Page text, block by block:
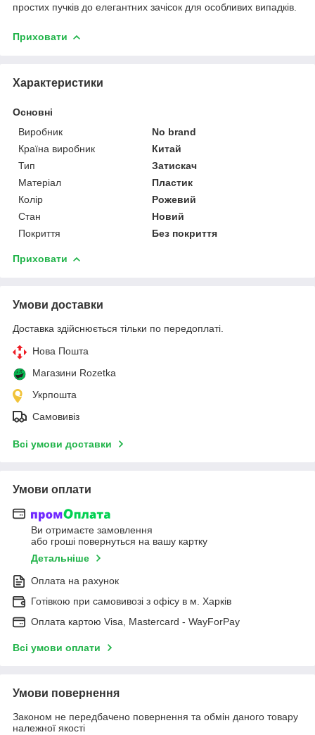
простих пучків до елегантних зачісок для особливих випадків.
Приховати
Характеристики
Основні
Виробник
No brand
Країна виробник
Китай
Тип
Затискач
Матеріал
Пластик
Колір
Рожевий
Стан
Новий
Покриття
Без покриття
Приховати
Умови доставки
Доставка здійснюється тільки по передоплаті.
Нова Пошта
Магазини Rozetka
Укрпошта
Самовивіз
Всі умови доставки
Умови оплати
Ви отримаєте замовлення
або гроші повернуться на вашу картку
Детальніше
Оплата на рахунок
Готівкою при самовивозі з офісу в м. Харків
Оплата картою Visa, Mastercard - WayForPay
Всі умови оплати
Умови повернення
Законом не передбачено повернення та обмін даного товару
належної якості